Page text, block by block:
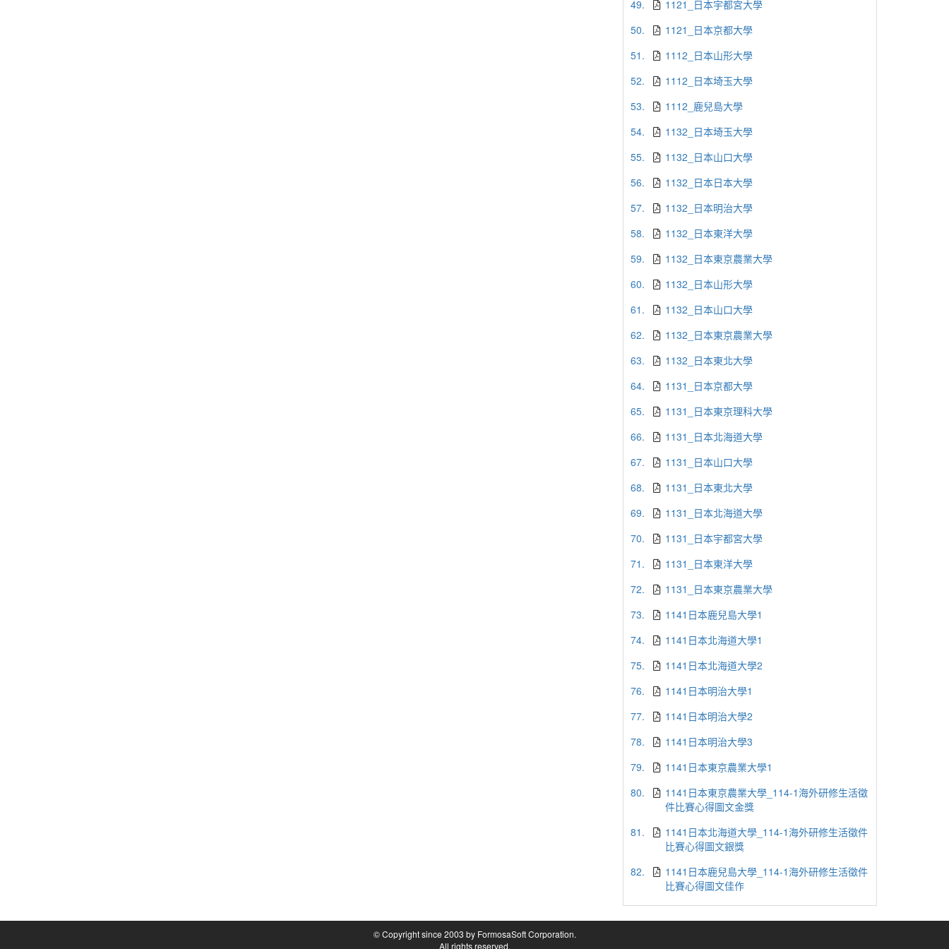
49.
1121_日本宇都宮大學
50.
1121_日本京都大學
51.
1112_日本山形大學
52.
1112_日本埼玉大學
53.
1112_鹿兒島大學
54.
1132_日本埼玉大學
55.
1132_日本山口大學
56.
1132_日本日本大學
57.
1132_日本明治大學
58.
1132_日本東洋大學
59.
1132_日本東京農業大學
60.
1132_日本山形大學
61.
1132_日本山口大學
62.
1132_日本東京農業大學
63.
1132_日本東北大學
64.
1131_日本京都大學
65.
1131_日本東京理科大學
66.
1131_日本北海道大學
67.
1131_日本山口大學
68.
1131_日本東北大學
69.
1131_日本北海道大學
70.
1131_日本宇都宮大學
71.
1131_日本東洋大學
72.
1131_日本東京農業大學
73.
1141日本鹿兒島大學1
74.
1141日本北海道大學1
75.
1141日本北海道大學2
76.
1141日本明治大學1
77.
1141日本明治大學2
78.
1141日本明治大學3
79.
1141日本東京農業大學1
80.
1141日本東京農業大學_114-1海外研修生活徵
件比賽心得圖文金獎
81.
1141日本北海道大學_114-1海外研修生活徵件
比賽心得圖文銀獎
82.
1141日本鹿兒島大學_114-1海外研修生活徵件
比賽心得圖文佳作
© Copyright since 2003 by FormosaSoft Corporation.
All rights reserved.